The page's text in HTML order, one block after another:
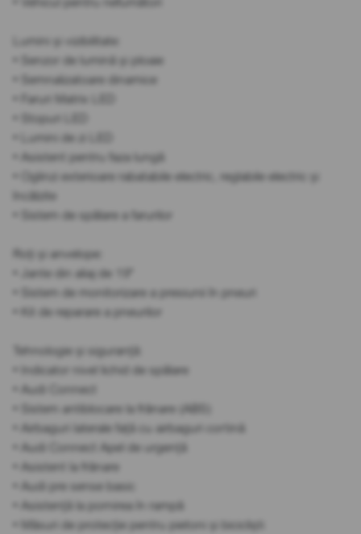
Lumini și vizibilitate:
• Senzor de lumină și ploaie
• Semnalizatoare dinamice
• Faruri Matrix LED
• Stopuri LED
• Lumini de zi LED
• Asistent pentru faza lungă
• Oglinzi exterioare rabatabile electric, reglabile electric și
încălzite
• Sistem de spălare a farurilor
Roți și anvelope:
• Jante din aliaj de 19"
• Sistem de monitorizare a presiunii în pneuri
• Kit de reparare a pneurilor
Tehnologie și siguranță:
• Indicator nivel lichid de spălare
• Audi Connect
• Sistem antiblocare la frânare (ABS)
• Airbaguri laterale față cu airbaguri cortină
• Audi Connect Apel de urgență
• Asistent la frânare
• Audi pre sense basic
• Asistență la pornirea în rampă
• Măsuri de protecție pentru pietoni și bicicliști